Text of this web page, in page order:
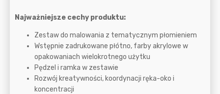
Najważniejsze cechy produktu:
Zestaw do malowania z tematycznym płomieniem
Wstępnie zadrukowane płótno, farby akrylowe w
opakowaniach wielokrotnego użytku
Pędzel i ramka w zestawie
Rozwój kreatywności, koordynacji ręka-oko i
koncentracji